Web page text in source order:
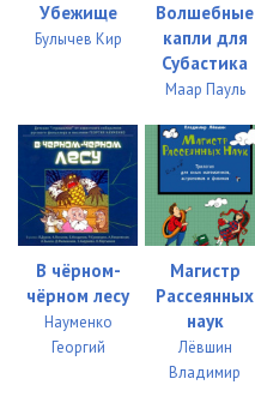
Убежище
Булычев Кир
Волшебные
капли для
Субастика
Маар Пауль
В чёрном-
чёрном лесу
Науменко
Георгий
Магистр
Рассеянных
наук
Лёвшин
Владимир